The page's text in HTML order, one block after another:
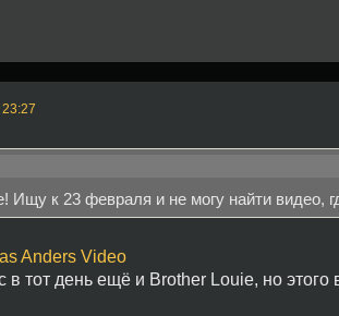
Ищу к 23 февраля и не могу найти видео,
Anders Video
тот день ещё и Brother Louie, но